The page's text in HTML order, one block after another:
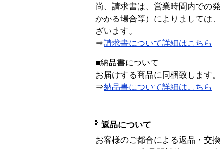
尚、請求書は、営業時間内での
かかる場合等）によりましては
ざいます。
⇒請求書について詳細はこちら
■納品書について
お届けする商品に同梱致します。
⇒納品書について詳細はこちら
返品について
お客様のご都合による返品・交